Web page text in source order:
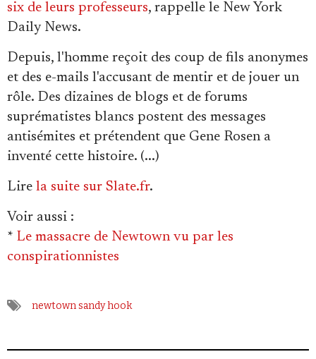
six de leurs professeurs, rappelle le New York
Daily News.
Depuis, l'homme reçoit des coup de fils anonymes
et des e-mails l'accusant de mentir et de jouer un
rôle. Des dizaines de blogs et de forums
suprématistes blancs postent des messages
antisémites et prétendent que Gene Rosen a
inventé cette histoire. (...)
Lire la suite sur Slate.fr.
Voir aussi :
* Le massacre de Newtown vu par les
conspirationnistes
newtownsandy hook